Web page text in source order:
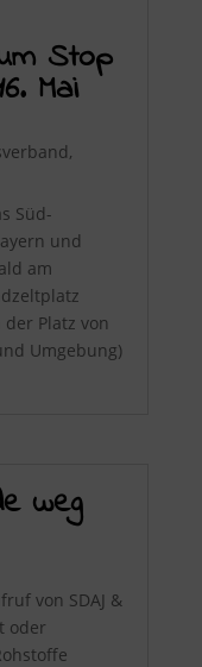
Stop
Mai
,
Süd-
und
am
Platz von
Umgebung)
weg
von SDAJ &
oder